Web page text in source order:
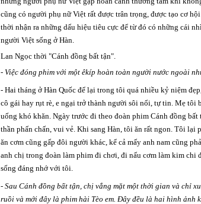
cũng có người phụ nữ Việt rất được trân trọng, được tạo cơ
thời nhận ra những dấu hiệu tiêu cực để từ đó có những cái
người Việt sống ở Hàn.
Lan Ngọc thời "Cánh đồng bất tận".
- Việc đóng phim với một êkíp hoàn toàn người nước ngoài
- Hai tháng ở Hàn Quốc để lại trong tôi quá nhiều kỷ niệm
cô gái hay rụt rè, e ngại trở thành người sôi nổi, tự tin. Mẹ tôi
uống khó khăn. Ngày trước đi theo đoàn phim Cánh đồng
thần phấn chấn, vui vẻ. Khi sang Hàn, tôi ăn rất ngon. Tôi
ăn cơm cũng gấp đôi người khác, kể cả mấy anh nam cũng
anh chị trong đoàn làm phim đi chơi, đi nấu cơm làm kim chi
sống đáng nhớ với tôi.
- Sau Cánh đồng bất tận, chị vắng mặt một thời gian và chỉ
ruồi và mới đây là phim hài Tèo em. Đây đều là hai hình ảnh